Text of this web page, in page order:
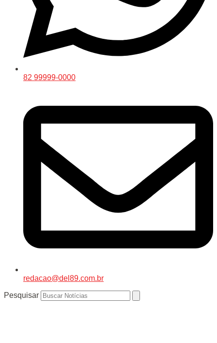
82 99999-0000
redacao@del89.com.br
Pesquisar